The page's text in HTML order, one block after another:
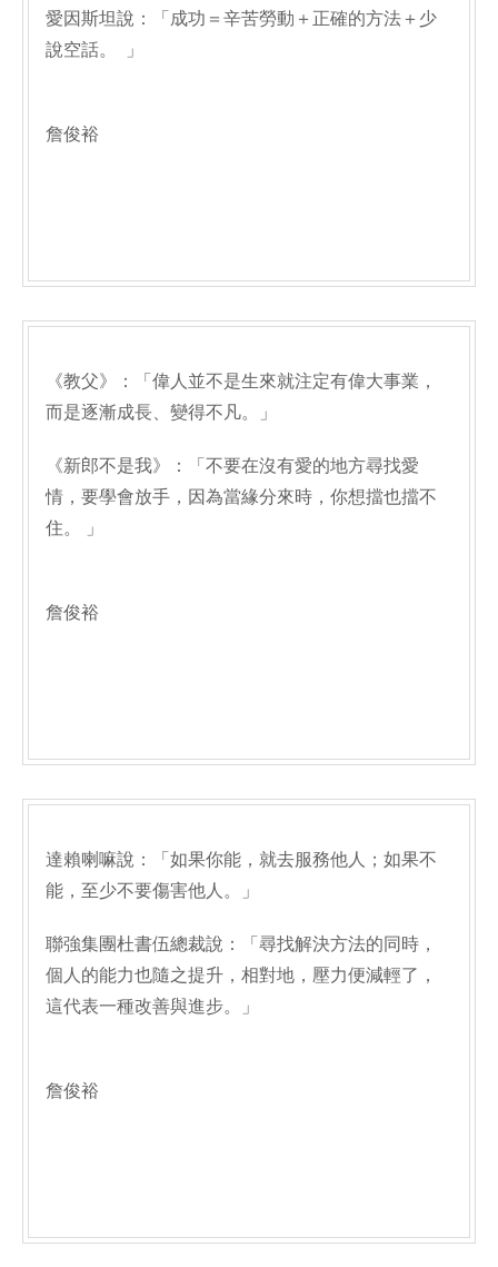
愛因斯坦說：「成功＝辛苦勞動＋正確的方法＋少
說空話。 」
詹俊裕
《教父》：「偉人並不是生來就注定有偉大事業，
而是逐漸成長、變得不凡。」
《新郎不是我》：「不要在沒有愛的地方尋找愛
情，要學會放手，因為當緣分來時，你想擋也擋不
住。 」
詹俊裕
達賴喇嘛說：「如果你能，就去服務他人；如果不
能，至少不要傷害他人。」
聯強集團杜書伍總裁說：「尋找解決方法的同時，
個人的能力也隨之提升，相對地，壓力便減輕了，
這代表一種改善與進步。」
詹俊裕